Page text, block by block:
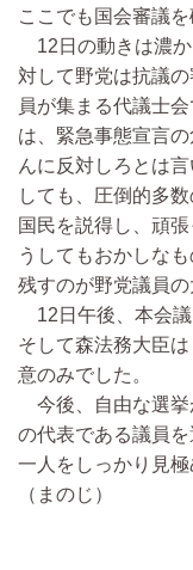
ここでも国会審議を
12日の動きは濃か
対して野党は抗議
員が集まる代議士
は、緊急事態宣言
んに反対しろとは
しても、圧倒的多
国民を説得し、頑
うしてもおかしな
残すのが野党議員の
12日午後、本会議
そして森法務大臣
意のみでした。
今後、自由な選挙
の代表である議員
一人をしっかり見極
（まのじ）